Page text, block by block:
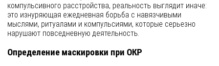
компульсивного расстройства, реальность выглядит иначе:
это изнуряющая ежедневная борьба с навязчивыми
мыслями, ритуалами и компульсиями, которые серьезно
нарушают повседневную деятельность.
Определение маскировки при ОКР